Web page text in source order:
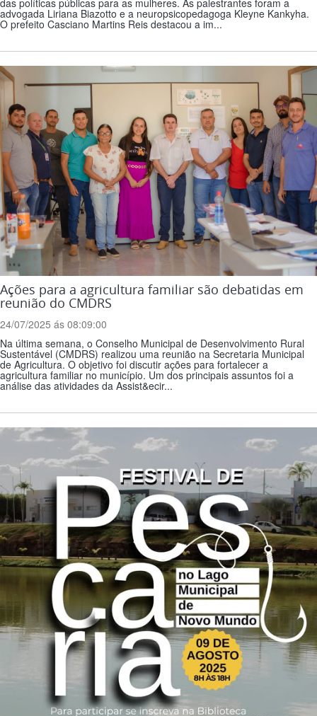
advogada Liriana Biazotto e a neuropsicopedagoga Kleyne Kankyha.
O prefeito Casciano Martins Reis destacou a im...
Ações para a agricultura familiar são debatidas em
reunião do CMDRS
24/07/2025 ás 08:09:00
Na última semana, o Conselho Municipal de Desenvolvimento Rural
Sustentável (CMDRS) realizou uma reunião na Secretaria Municipal
de Agricultura. O objetivo foi discutir ações para fortalecer a
agricultura familiar no município. Um dos principais assuntos foi a
análise das atividades da Assist&ecir...